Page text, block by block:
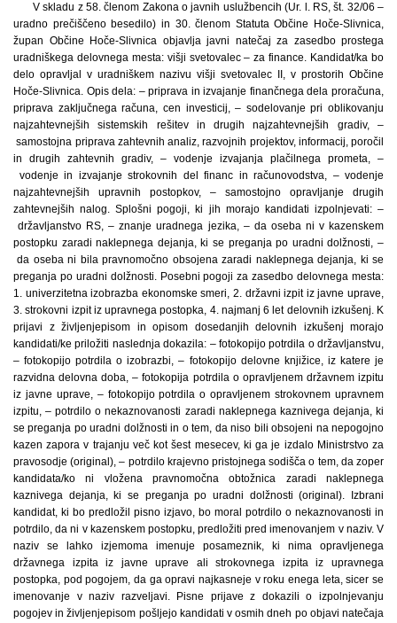
V skladu z 58. členom Zakona o javnih uslužbencih (Ur. l. RS, št. 32/06 –
uradno prečiščeno besedilo) in 30. členom Statuta Občine Hoče-Slivnica,
župan Občine Hoče-Slivnica objavlja javni natečaj za zasedbo prostega
uradniškega delovnega mesta: višji svetovalec – za finance. Kandidat/ka bo
delo opravljal v uradniškem nazivu višji svetovalec II, v prostorih Občine
Hoče-Slivnica. Opis dela: – priprava in izvajanje finančnega dela proračuna,
priprava zaključnega računa, cen investicij, – sodelovanje pri oblikovanju
najzahtevnejših sistemskih rešitev in drugih najzahtevnejših gradiv, –
samostojna priprava zahtevnih analiz, razvojnih projektov, informacij, poročil
in drugih zahtevnih gradiv, – vodenje izvajanja plačilnega prometa, –
vodenje in izvajanje strokovnih del financ in računovodstva, – vodenje
najzahtevnejših upravnih postopkov, – samostojno opravljanje drugih
zahtevnejših nalog. Splošni pogoji, ki jih morajo kandidati izpolnjevati: –
državljanstvo RS, – znanje uradnega jezika, – da oseba ni v kazenskem
postopku zaradi naklepnega dejanja, ki se preganja po uradni dolžnosti, –
da oseba ni bila pravnomočno obsojena zaradi naklepnega dejanja, ki se
preganja po uradni dolžnosti. Posebni pogoji za zasedbo delovnega mesta:
1. univerzitetna izobrazba ekonomske smeri, 2. državni izpit iz javne uprave,
3. strokovni izpit iz upravnega postopka, 4. najmanj 6 let delovnih izkušenj. K
prijavi z življenjepisom in opisom dosedanjih delovnih izkušenj morajo
kandidati/ke priložiti naslednja dokazila: – fotokopijo potrdila o državljanstvu,
– fotokopijo potrdila o izobrazbi, – fotokopijo delovne knjižice, iz katere je
razvidna delovna doba, – fotokopija potrdila o opravljenem državnem izpitu
iz javne uprave, – fotokopijo potrdila o opravljenem strokovnem upravnem
izpitu, – potrdilo o nekaznovanosti zaradi naklepnega kaznivega dejanja, ki
se preganja po uradni dolžnosti in o tem, da niso bili obsojeni na nepogojno
kazen zapora v trajanju več kot šest mesecev, ki ga je izdalo Ministrstvo za
pravosodje (original), – potrdilo krajevno pristojnega sodišča o tem, da zoper
kandidata/ko ni vložena pravnomočna obtožnica zaradi naklepnega
kaznivega dejanja, ki se preganja po uradni dolžnosti (original). Izbrani
kandidat, ki bo predložil pisno izjavo, bo moral potrdilo o nekaznovanosti in
potrdilo, da ni v kazenskem postopku, predložiti pred imenovanjem v naziv. V
naziv se lahko izjemoma imenuje posameznik, ki nima opravljenega
državnega izpita iz javne uprave ali strokovnega izpita iz upravnega
postopka, pod pogojem, da ga opravi najkasneje v roku enega leta, sicer se
imenovanje v naziv razveljavi. Pisne prijave z dokazili o izpolnjevanju
pogojev in življenjepisom pošljejo kandidati v osmih dneh po objavi natečaja